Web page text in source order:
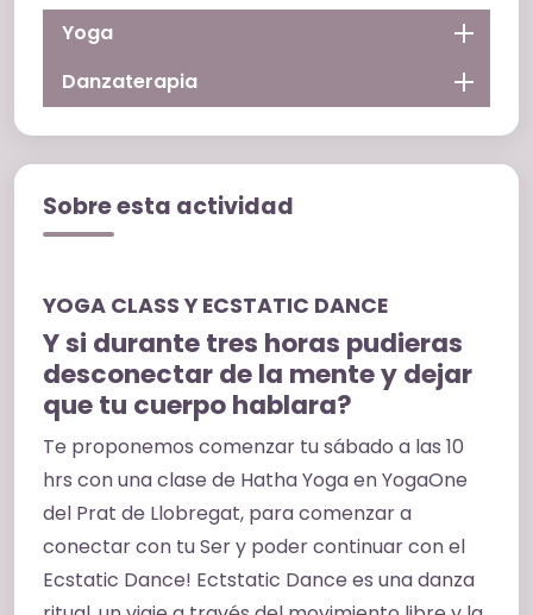
Yoga
Danzaterapia
Sobre esta actividad
YOGA CLASS Y ECSTATIC DANCE
Y si durante tres horas pudieras
desconectar de la mente y dejar
que tu cuerpo hablara?
Te proponemos comenzar tu sábado a las 10
hrs con una clase de Hatha Yoga en YogaOne
del Prat de Llobregat, para comenzar a
conectar con tu Ser y poder continuar con el
Ecstatic Dance! Ectstatic Dance es una danza